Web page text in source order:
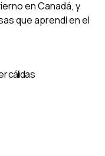
en Canadá, y
que aprendí en el
cálidas